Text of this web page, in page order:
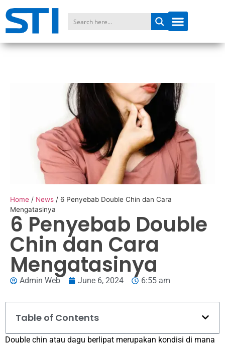
Home / News / 6 Penyebab Double Chin dan Cara
Mengatasinya
6 Penyebab Double
Chin dan Cara
Mengatasinya
Admin Web June 6, 2024 6:55 am
Table of Contents
Double chin atau dagu berlipat merupakan kondisi di mana